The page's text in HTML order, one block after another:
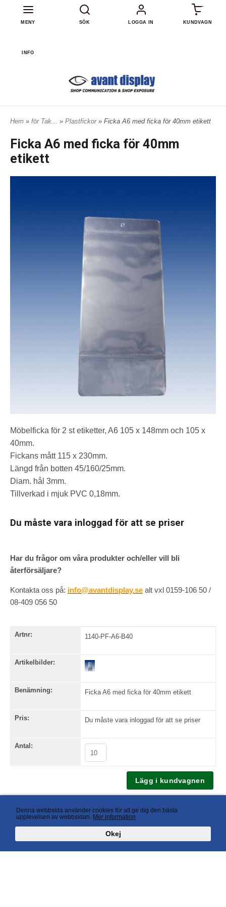
Okej
Denna webbsida använder cookies för att ge dig den bästa
upplevelsen av webbsidan. Mer information
MENY
INFO
SÖK LOGGA IN KUNDVAGN
Hem » för Tak... » Plastfickor » Ficka A6 med ficka för 40mm etikett
Ficka A6 med ficka för 40mm
etikett
Möbelficka för 2 st etiketter, A6 105 x 148mm och 105 x
40mm.
Fickans mått 115 x 230mm.
Längd från botten 45/160/25mm.
Diam. hål 3mm.
Tillverkad i mjuk PVC 0,18mm.
Du måste vara inloggad för att se priser
Har du frågor om våra produkter och/eller vill bli
återförsäljare?
Kontakta oss på: info@avantdisplay.se alt vxl 0159-106 50 /
08-409 056 50
Artnr:
Artikelbilder:
Benämning:
Pris:
Antal:
1140-PF-A6-B40
Ficka A6 med ficka för 40mm etikett
Du måste vara inloggad för att se priser
Tillbaka